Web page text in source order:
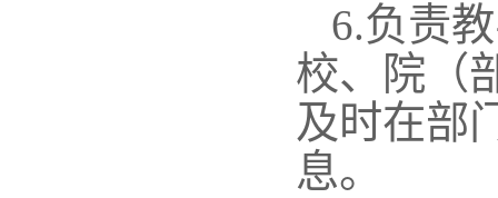
6.负责
校、院（
及时在部
息。